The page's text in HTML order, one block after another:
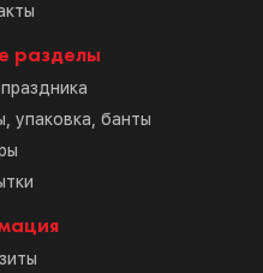
разделы
упаковка, банты